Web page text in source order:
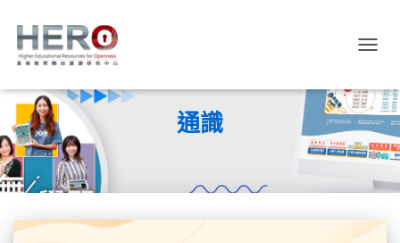
通識